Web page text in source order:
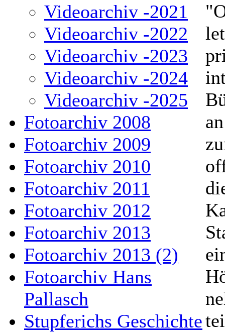
Videoarchiv -2021
Videoarchiv -2022
Videoarchiv -2023
Videoarchiv -2024
Videoarchiv -2025
Fotoarchiv 2008
Fotoarchiv 2009
Fotoarchiv 2010
Fotoarchiv 2011
Fotoarchiv 2012
Fotoarchiv 2013
Fotoarchiv 2013 (2)
Fotoarchiv Hans
Pallasch
Stupferichs Geschichte